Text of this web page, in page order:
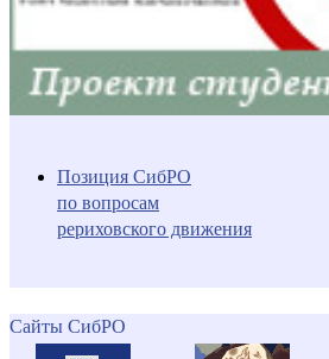
Позиция СибРО
по вопросам
рериховского движения
Сайты СибРО